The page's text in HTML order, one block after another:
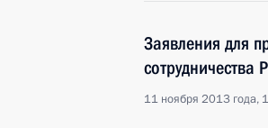
Заявления для
сотрудничества
11 ноября 2013 года,